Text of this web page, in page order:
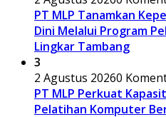
PT MLP Tanamkan
Dini Melalui Program
Lingkar Tambang
3
2 Agustus 20260
PT MLP Perkuat
Pelatihan Komputer